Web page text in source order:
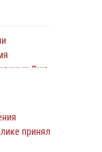
Дню
200
принял